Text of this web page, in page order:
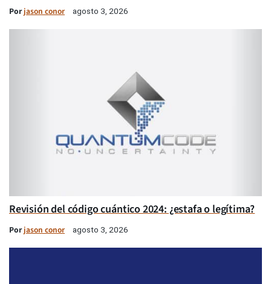
Porjason conor agosto 3, 2026
Revisión del código cuántico 2024: ¿estafa o legítima?
Porjason conor agosto 3, 2026